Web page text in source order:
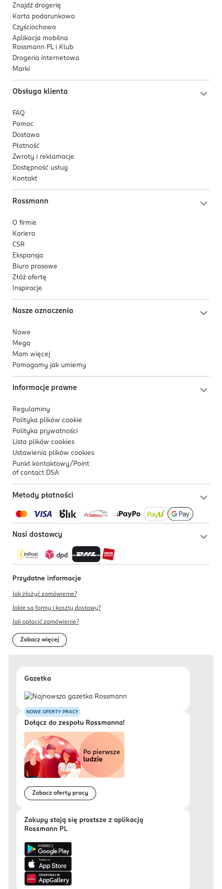
Znajdź drogerię
Karta podarunkowa
Czyściochowo
Aplikacja mobilna
Rossmann PL i Klub
Drogeria internetowa
Marki
Obsługa klienta
FAQ
Pomoc
Dostawa
Płatność
Zwroty i reklamacje
Dostępność usług
Kontakt
Rossmann
O firmie
Kariera
CSR
Ekspansja
Biuro prasowe
Złóż ofertę
Inspiracje
Nasze oznaczenia
Nowe
Mega
Mam więcej
Pomagamy jak umiemy
Informacje prawne
Regulaminy
Polityka plików cookie
Polityka prywatności
Lista plików cookies
Ustawienia plików cookies
Punkt kontaktowy/ Point
of contact DSA
Metody płatności
Nasi dostawcy
Przydatne informacje
Jak złożyć zamówienie?
Jakie są formy i koszty dostawy?
Jak opłacić zamówienie?
Zobacz więcej
Gazetka
NOWE OFERTY PRACY
Dołącz do zespołu Rossmanna!
Zobacz oferty pracy
Zakupy stają się prostsze z aplikacją
Rossmann PL